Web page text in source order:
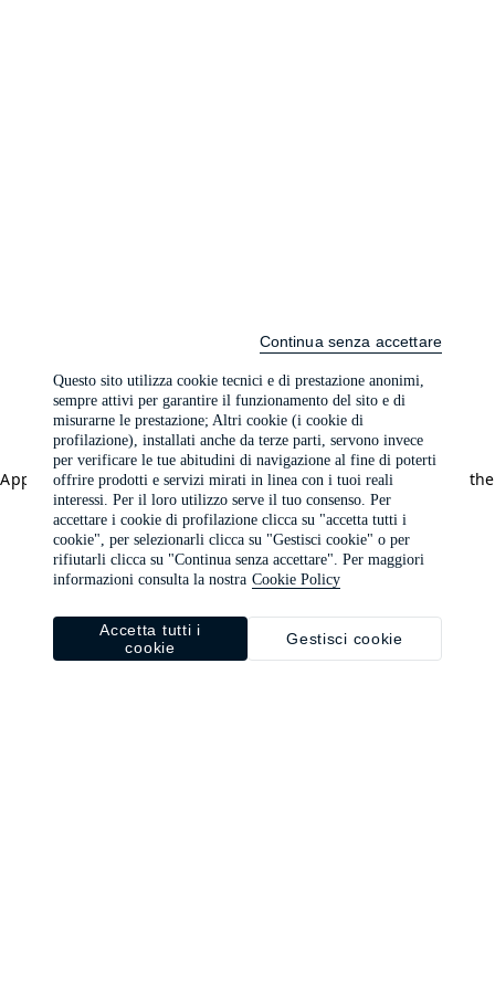
Application error: a client-side exception has occurred (see the
browser console for more information).
Questo sito utilizza cookie tecnici e di prestazione anonimi,
sempre attivi per garantire il funzionamento del sito e di
misurarne le prestazione; Altri cookie (i cookie di
profilazione), installati anche da terze parti, servono invece
per verificare le tue abitudini di navigazione al fine di poterti
offrire prodotti e servizi mirati in linea con i tuoi reali
interessi. Per il loro utilizzo serve il tuo consenso. Per
accettare i cookie di profilazione clicca su "accetta tutti i
cookie", per selezionarli clicca su "Gestisci cookie" o per
rifiutarli clicca su "Continua senza accettare". Per maggiori
informazioni consulta la nostra Cookie Policy
Gestisci cookie
Accetta tutti i
cookie
Continua senza accettare